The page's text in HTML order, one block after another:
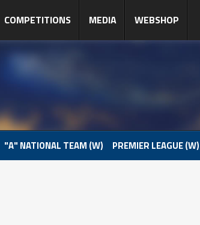
COMPETITIONS MEDIA WEBSHOP
"A" NATIONAL TEAM (W) PREMIER LEAGUE (W)